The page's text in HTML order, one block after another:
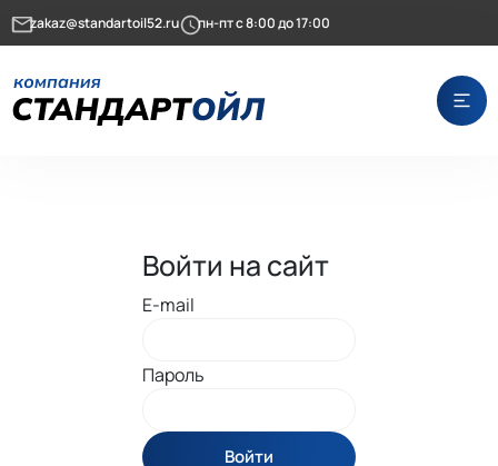
zakaz@standartoil52.ru пн-пт с 8:00 до 17:00
Войти на сайт
E-mail
Пароль
Войти